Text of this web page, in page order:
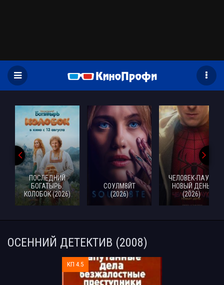
ПОСЛЕДНИЙ
БОГАТЫРЬ.
КОЛОБОК (2026)
СОУЛМ8ЙТ
(2026)
ЧЕЛОВЕК-ПАУК:
НОВЫЙ ДЕНЬ
(2026)
ОСЕННИЙ ДЕТЕКТИВ (2008)
КП 4.5